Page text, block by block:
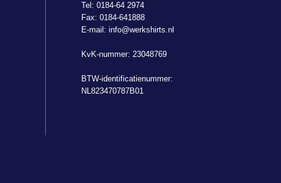
Tel: 0184-64 2974
Fax: 0184-641888
E-mail:info@werkshirts.nl
KvK-nummer: 23048769
BTW-identificatienummer:
NL823470787B01